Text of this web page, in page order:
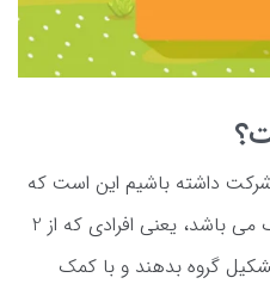
داشته باشیم این است که
شرکت از خانواده شراکت و شریک می باشد، یعنی افرادی که از 2
گروه بدهند و با کمک